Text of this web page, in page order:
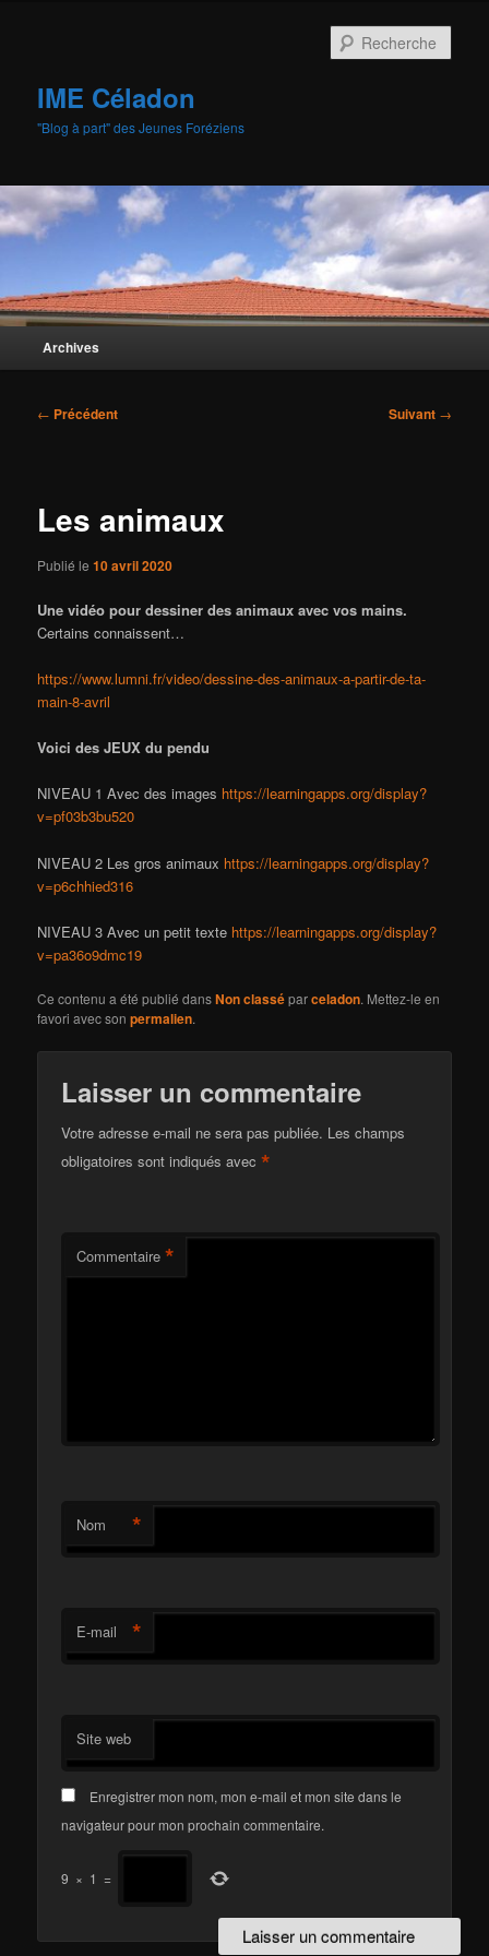
IME Céladon
"Blog à part" des Jeunes Foréziens
Archives
Navigation
← Précédent Suivant →
Les animaux
Publié le10 avril 2020
Une vidéo pour dessiner des animaux avec vos mains.
Certains connaissent…
https://www.lumni.fr/video/dessine-des-animaux-a-partir-de-ta-
main-8-avril
Voici des JEUX du pendu
NIVEAU 1 Avec des images https://learningapps.org/display?
v=pf03b3bu520
NIVEAU 2 Les gros animaux https://learningapps.org/display?
v=p6chhied316
NIVEAU 3 Avec un petit texte https://learningapps.org/display?
v=pa36o9dmc19
Ce contenu a été publié dansNon classéparceladon. Mettez-le en
favori avec sonpermalien.
Laisser un commentaire
Votre adresse e-mail ne sera pas publiée. Les champs
obligatoires sont indiqués avec*
Commentaire *
Nom *
E-mail *
Site web
Enregistrer mon nom, mon e-mail et mon site dans le
navigateur pour mon prochain commentaire.
9 × 1 =